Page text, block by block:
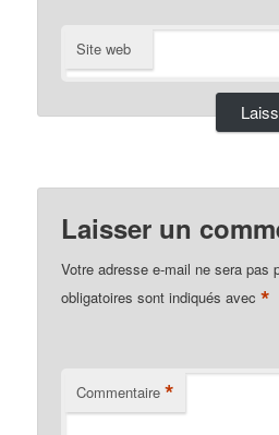
Site web
Laisser un
Votre adresse e-mail ne sera pas
obligatoires sont indiqués avec*
Commentaire *